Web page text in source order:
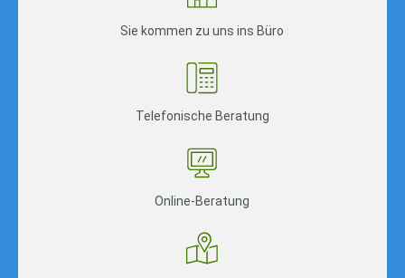
Sie kommen zu uns ins Büro
Telefonische Beratung
Online-Beratung